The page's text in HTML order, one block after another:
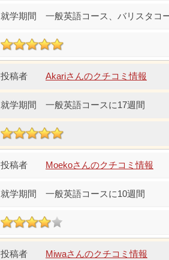
一般英語コース、バリスタコ
Akariさんのクチコミ情報
一般英語コースに17週間
Moekoさんのクチコミ情報
一般英語コースに10週間
Miwaさんのクチコミ情報